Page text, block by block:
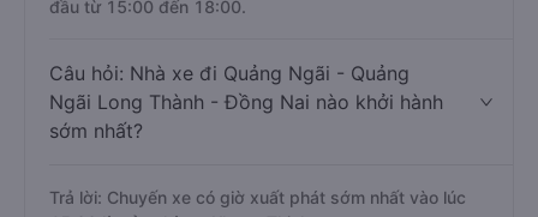
đầu từ 15:00 đến 18:00.
Câu hỏi: Nhà xe đi Quảng Ngãi - Quảng
Ngãi Long Thành - Đồng Nai nào khởi hành
sớm nhất?
Trả lời: Chuyến xe có giờ xuất phát sớm nhất vào lúc